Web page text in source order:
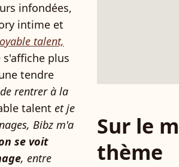
infondées,
intime et
talent,
plus
tendre
rentrer à la
talent et je
Bibz m'a
se voit
, entre
Sur le
thème